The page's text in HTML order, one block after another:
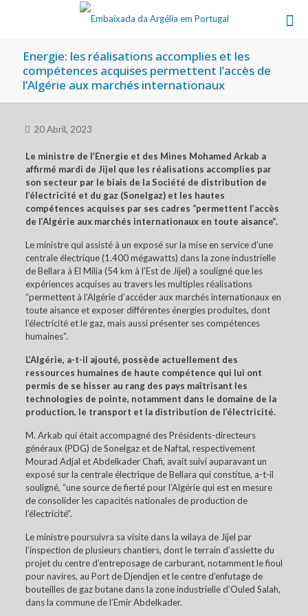
Energie: les réalisations accomplies et les
compétences acquises permettent l’accès de
l’Algérie aux marchés internationaux
20 Abril, 2023
Le ministre de l’Energie et des Mines Mohamed Arkab a
affirmé mardi de Jijel que les réalisations accomplies par
son secteur par le biais de la Société de distribution de
l’électricité et du gaz (Sonelgaz) et les hautes
compétences acquises par ses cadres “permettent l’accès
de l’Algérie aux marchés internationaux en toute aisance”.
Le ministre qui assisté à un exposé sur la mise en service d’une
centrale électrique (1.400 mégawatts) dans la zone industrielle
de Bellara à El Milia (54 km à l’Est de Jijel) a souligné que les
expériences acquises au travers les multiples réalisations
“permettent à l’Algérie d’accéder aux marchés internationaux en
toute aisance et exposer différentes énergies produites, dont
l’électricité et le gaz, mais aussi présenter ses compétences
humaines”.
L’Algérie, a-t-il ajouté, possède actuellement des
ressources humaines de haute compétence qui lui ont
permis de se hisser au rang des pays maîtrisant les
technologies de pointe, notamment dans le domaine de la
production, le transport et la distribution de l’électricité.
M. Arkab qui était accompagné des Présidents-directeurs
généraux (PDG) de Sonelgaz et de Naftal, respectivement
Mourad Adjal et Abdelkader Chafi, avait suivi auparavant un
exposé sur la centrale électrique de Bellara qui constitue, a-t-il
souligné, “une source de fierté pour l’Algérie qui est en mesure
de consolider les capacités nationales de production de
l’électricité”.
Le ministre poursuivra sa visite dans la wilaya de Jijel par
l’inspection de plusieurs chantiers, dont le terrain d’assiette du
projet du centre d’entreposage de carburant, notamment le fioul
pour navires, au Port de Djendjen et le centre d’enfutage de
bouteilles de gaz butane dans la zone industrielle d’Ouled Salah,
dans la commune de l’Emir Abdelkader.